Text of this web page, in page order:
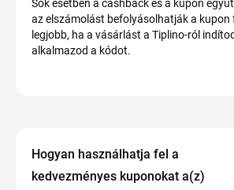
Sok esetben a cashback és a kupon
az elszámolást befolyásolhatják a kupon
legjobb, ha a vásárlást a Tiplino-ról
alkalmazod a kódot.
Hogyan használhatja fel a
kedvezményes kuponokat a(z)